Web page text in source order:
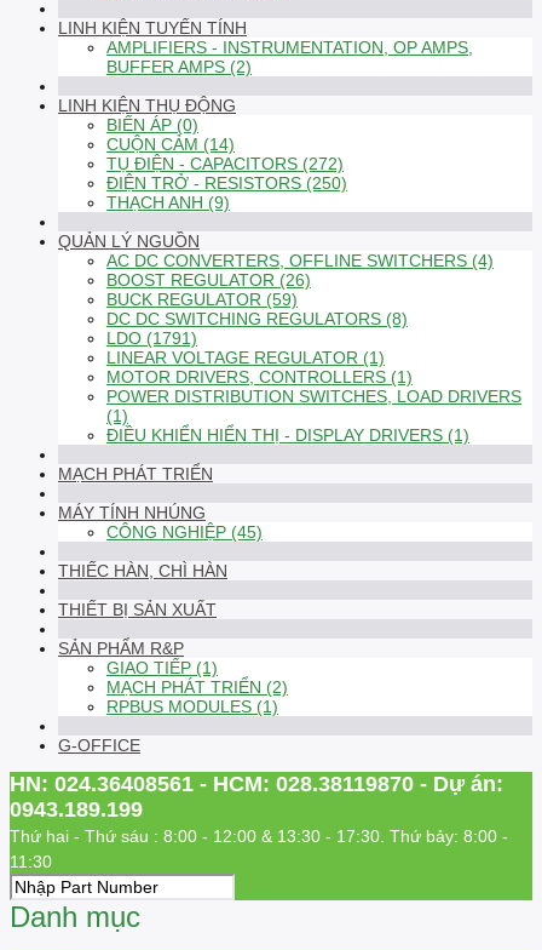
LINH KIỆN TUYẾN TÍNH
AMPLIFIERS - INSTRUMENTATION, OP AMPS,
BUFFER AMPS (2)
LINH KIỆN THỤ ĐỘNG
BIẾN ÁP (0)
CUỘN CẢM (14)
TỤ ĐIỆN - CAPACITORS (272)
ĐIỆN TRỞ - RESISTORS (250)
THẠCH ANH (9)
QUẢN LÝ NGUỒN
AC DC CONVERTERS, OFFLINE SWITCHERS (4)
BOOST REGULATOR (26)
BUCK REGULATOR (59)
DC DC SWITCHING REGULATORS (8)
LDO (1791)
LINEAR VOLTAGE REGULATOR (1)
MOTOR DRIVERS, CONTROLLERS (1)
POWER DISTRIBUTION SWITCHES, LOAD DRIVERS
(1)
ĐIỀU KHIỂN HIỂN THỊ - DISPLAY DRIVERS (1)
MẠCH PHÁT TRIỂN
MÁY TÍNH NHÚNG
CÔNG NGHIỆP (45)
THIẾC HÀN, CHÌ HÀN
THIẾT BỊ SẢN XUẤT
SẢN PHẨM R&P
GIAO TIẾP (1)
MẠCH PHÁT TRIỂN (2)
RPBUS MODULES (1)
G-OFFICE
HN: 024.36408561 - HCM: 028.38119870 - Dự án:
0943.189.199
Thứ hai - Thứ sáu : 8:00 - 12:00 & 13:30 - 17:30. Thứ bảy: 8:00 -
11:30
Danh mục